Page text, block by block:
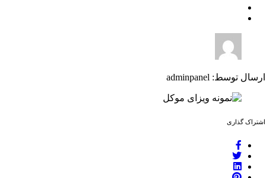
ارسال توسط: adminpanel
اشتراک گذاری